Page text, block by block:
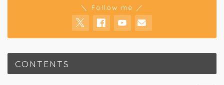
＼ Follow me ／
CONTENTS